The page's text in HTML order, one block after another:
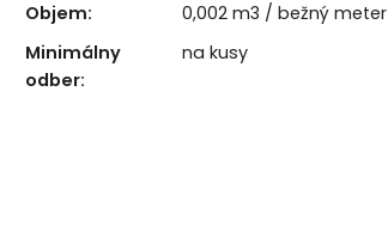
Objem:
0,002 m3 / bežný meter
Minimálny
odber:
na kusy